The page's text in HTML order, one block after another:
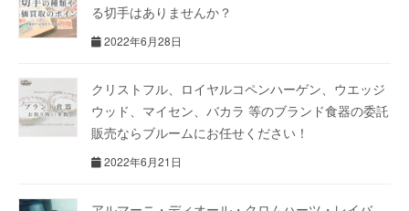
る切手はありませんか？
2022年6月28日
クリストフル、ロイヤルコペンハーゲン、ウエッジ
ウッド、マイセン、バカラ 等のブランド食器の委託
販売ならブルームにお任せください！
2022年6月21日